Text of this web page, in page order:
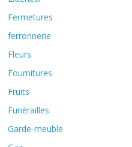
Fermetures
ferronnerie
Fleurs
Fournitures
Fruits
Funérailles
Garde-meuble